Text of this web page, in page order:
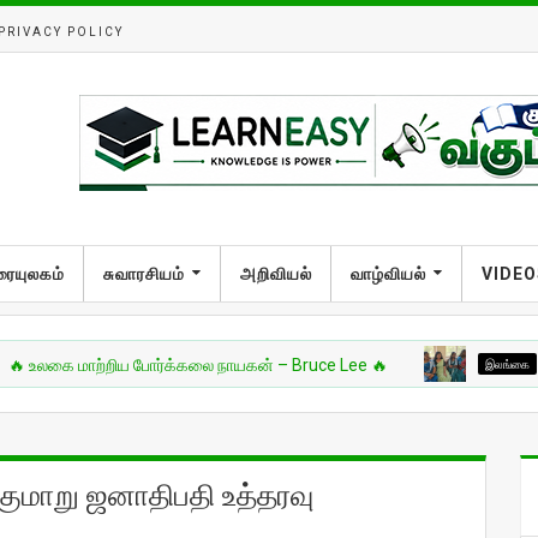
PRIVACY POLICY
சுவாரசியம் அறிவியல் வாழ்வியல்
மாற்றிய போர்க்கலை நாயகன் – Bruce Lee 🔥 இலங்கை
ஜனாதிபதி உத்தரவு